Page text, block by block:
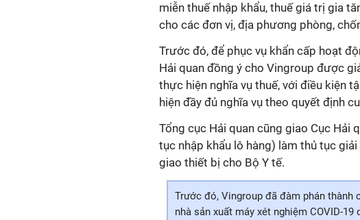
miễn thuế nhập khẩu, thuế giá trị gia
cho các đơn vị, địa phương phòng,
Trước đó, để phục vụ khẩn cấp hoạt
Hải quan đồng ý cho Vingroup được
thực hiện nghĩa vụ thuế, với điều kiện
hiện đầy đủ nghĩa vụ theo quyết định
Tổng cục Hải quan cũng giao Cục Hải
tục nhập khẩu lô hàng) làm thủ tục
giao thiết bị cho Bộ Y tế.
Trước đó, Vingroup đã đàm phán thành
nhà sản xuất máy xét nghiệm COVID-